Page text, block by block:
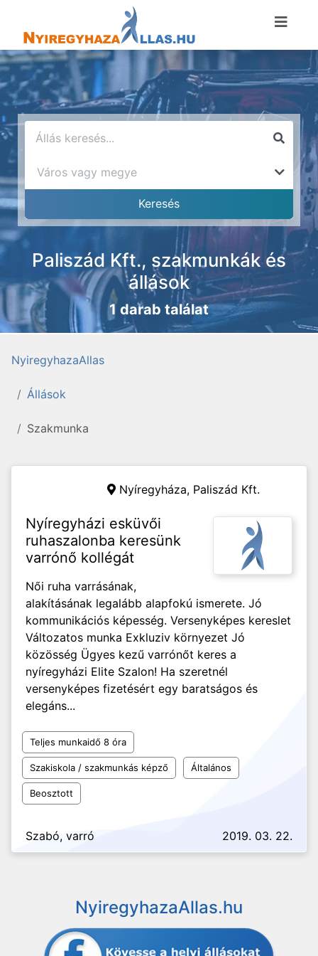
Paliszád Kft., szakmunkák és
állások
1 darab találat
NyiregyhazaAllas
Állások
Szakmunka
Nyíregyháza, Paliszád Kft.
Nyíregyházi esküvői
ruhaszalonba keresünk
varrónő kollégát
Női ruha varrásának,
alakításának legalább alapfokú ismerete. Jó
kommunikációs képesség. Versenyképes kereslet
Változatos munka Exkluziv környezet Jó
közösség Ügyes kezű varrónőt keres a
nyíregyházi Elite Szalon! Ha szeretnél
versenyképes fizetésért egy baratságos és
elegáns...
Teljes munkaidő 8 óra
Szakiskola / szakmunkás képző Általános
Beosztott
Szabó, varró 2019. 03. 22.
NyiregyhazaAllas.hu